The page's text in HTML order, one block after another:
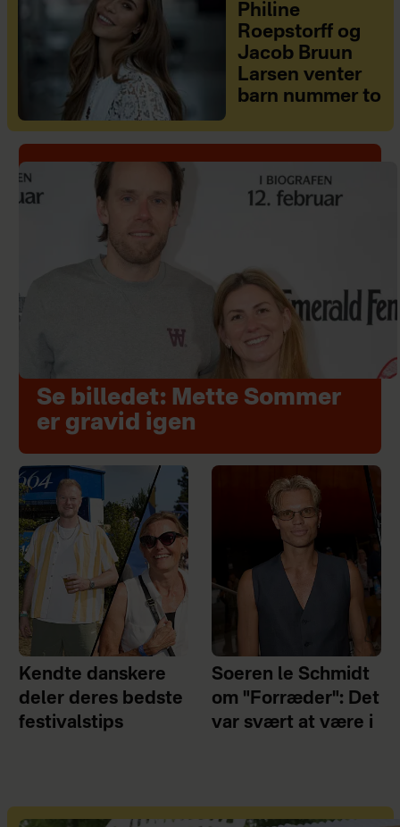
Philine
Roepstorff og
Jacob Bruun
Larsen venter
barn nummer to
Se billedet: Mette Sommer
er gravid igen
Kendte danskere
deler deres bedste
festivalstips
Soeren le Schmidt
om "Forræder": Det
var svært at være i